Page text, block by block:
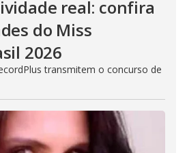
real: confira
do Miss
2026
transmitem o concurso de